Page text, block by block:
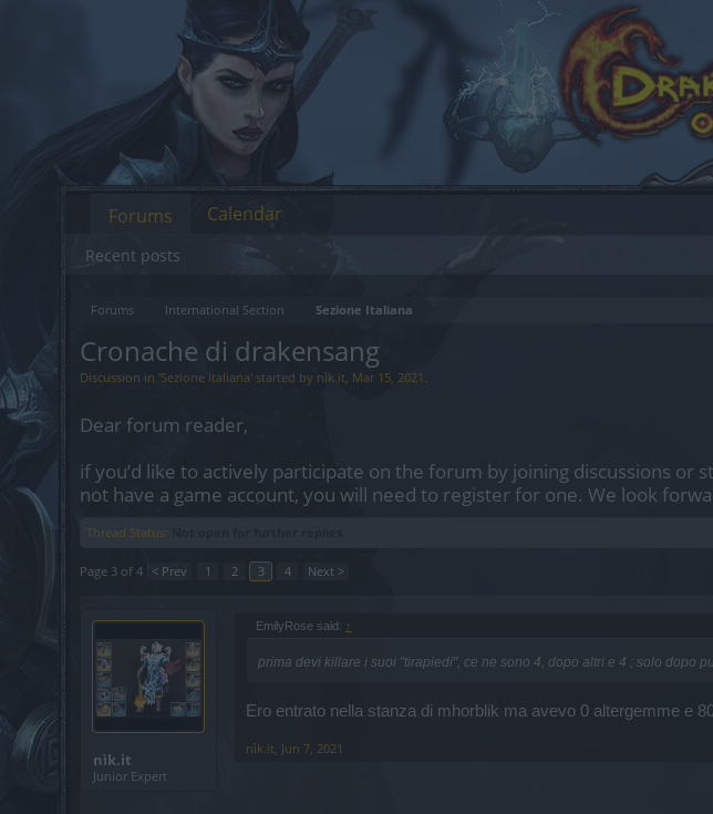
Forums International Section Sezione Italiana
Cronache di drakensang
Discussion in 'Sezione Italiana' started by nìk.it, Mar 15, 2021 .
Dear forum reader,
if you’d like to actively participate on the forum by joining discussions
not have a game account, you will need to register for one. We look
Thread Status:
Page 3 of 4 < Prev 1 2 3 4 Next >
nìk.it
Junior Expert
EmilyRose said: ↑
prima devi killare i suoi "tirapiedi", ce ne sono 4, dopo altri e 4 ; solo dopo
Ero entrato nella stanza di mhorblik ma avevo 0 altergemme e
nìk.it, Jun 7, 2021
Forums
Recent posts
Calendar